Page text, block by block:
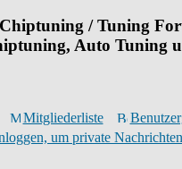
Chiptuning / Tuning
Auto Tuning
Mitgliederliste
um private